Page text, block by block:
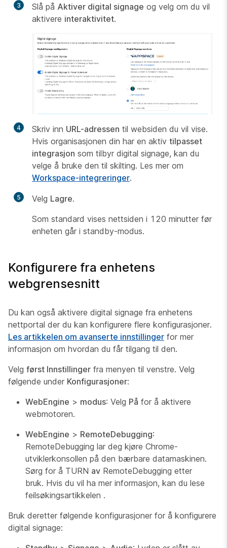
3 Slå på Aktiver digital signage og velg om du vil
aktivere interaktivitet.
4 Skriv inn URL-adressen til websiden du vil vise.
Hvis organisasjonen din har en aktiv tilpasset
integrasjon som tilbyr digital signage, kan du
velge å bruke den til skilting. Les mer om
Workspace-integreringer.
5 Velg Lagre.
Som standard vises nettsiden i 120 minutter før
enheten går i standby-modus.
Konfigurere fra enhetens
webgrensesnitt
Du kan også aktivere digital signage fra enhetens
nettportal der du kan konfigurere flere konfigurasjoner.
Les artikkelen om avanserte innstillinger for mer
informasjon om hvordan du får tilgang til den.
Velg først Innstillinger fra menyen til venstre. Velg
følgende under Konfigurasjoner:
WebEngine > modus: Velg På for å aktivere
webmotoren.
WebEngine > RemoteDebugging:
RemoteDebugging lar deg kjøre Chrome-
utviklerkonsollen på den bærbare datamaskinen.
Sørg for å TURN av RemoteDebugging etter
bruk. Hvis du vil ha mer informasjon, kan du lese
feilsøkingsartikkelen .
Bruk deretter følgende konfigurasjoner for å konfigurere
digital signage: